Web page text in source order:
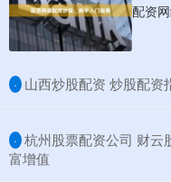
配资
· 山西炒股配资 炒股配资
· 杭州股票配资公司 财云
富增值